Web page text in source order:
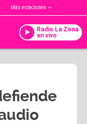
Más estaciones
Radio La Zona
en vivo